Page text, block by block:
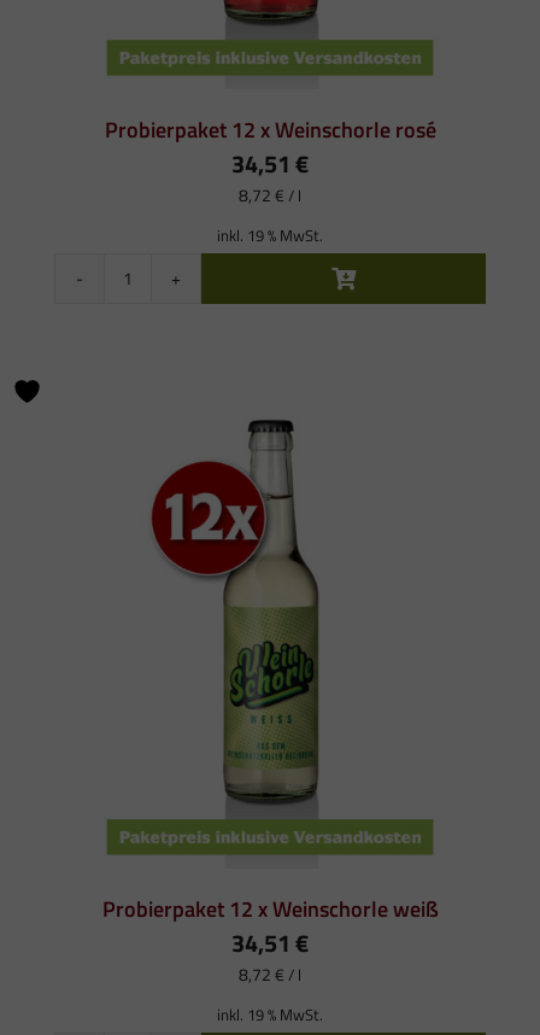
Probierpaket 12 x Weinschorle rosé
34,51€
8,72€ / l
inkl. 19 % MwSt.
Probierpaket
Probierpaket 12 x Weinschorle weiß
34,51€
8,72€ / l
inkl. 19 % MwSt.